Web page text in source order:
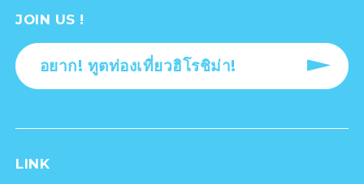
JOIN US !
อยาก! ทูตท่องเที่ยวฮิโรชิม่า!
LINK